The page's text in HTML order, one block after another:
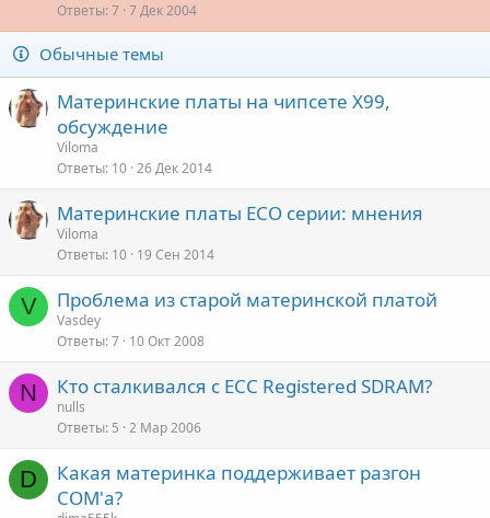
н
е
л
Ответы 7 7 Дек 2004
Обычные темы
Материнские платы на чипсете Х99,
обсуждение
Viloma
Ответы 10 26 Дек 2014
Материнские платы ECO серии: мнения
Viloma
Ответы 10 19 Сен 2014
V Проблема из старой материнской платой
Vasdey
Ответы 7 10 Окт 2008
N Кто сталкивался с ECC Registered SDRAM?
nulls
Ответы 5 2 Мар 2006
D
Какая материнка поддерживает разгон
COM'а?